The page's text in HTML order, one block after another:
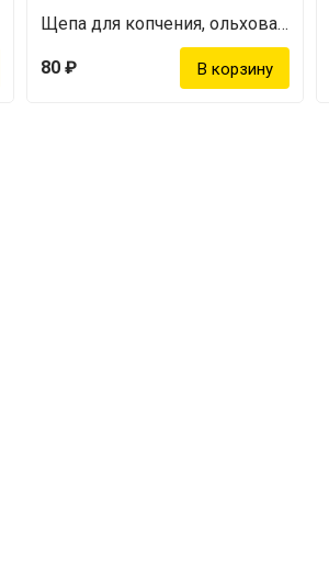
Щепа для копчения, ольховая, 400 г
80 ₽